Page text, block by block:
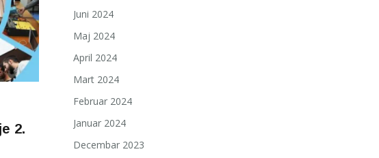
2.
Juni 2024
Maj 2024
April 2024
Mart 2024
Februar 2024
Januar 2024
Decembar 2023